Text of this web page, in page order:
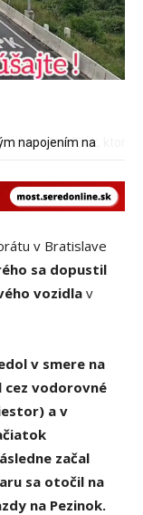
psíka vlčiak, ktorý
v Bratislave
sa dopustil
vozidla v
v smere na
cez vodorovné
a v
začal
sa otočil na
na Pezinok.